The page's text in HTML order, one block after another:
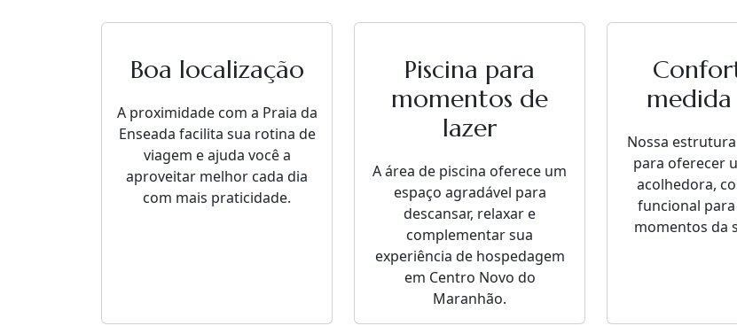
Boa localização
A proximidade com a Praia da
Enseada facilita sua rotina de
viagem e ajuda você a
aproveitar melhor cada dia
com mais praticidade.
Piscina para
momentos de
lazer
A área de piscina oferece um
espaço agradável para
descansar, relaxar e
complementar sua
experiência de hospedagem
em Centro Novo do
Maranhão.
Nossa
para oferecer
acolhedora,
funcional
momentos da